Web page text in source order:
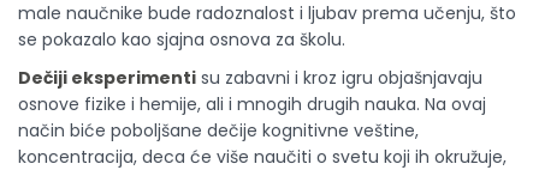
male naučnike bude radoznalost i ljubav prema učenju, što
se pokazalo kao sjajna osnova za školu.
Dečiji eksperimenti su zabavni i kroz igru objašnjavaju
osnove fizike i hemije, ali i mnogih drugih nauka. Na ovaj
način biće poboljšane dečije kognitivne veštine,
koncentracija, deca će više naučiti o svetu koji ih okružuje,